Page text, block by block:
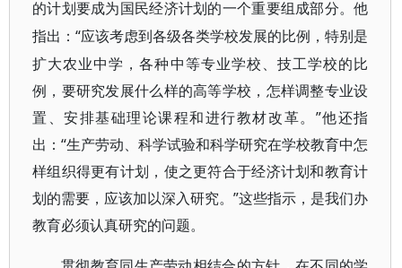
的计划要成为国民经济计划的一个重要组成部分。他
指出：“应该考虑到各级各类学校发展的比例，特别是
扩大农业中学，各种中等专业学校、技工学校的比
例，要研究发展什么样的高等学校，怎样调整专业设
置、安排基础理论课程和进行教材改革。”他还指
出：“生产劳动、科学试验和科学研究在学校教育中怎
样组织得更有计划，使之更符合于经济计划和教育计
划的需要，应该加以深入研究。”这些指示，是我们办
教育必须认真研究的问题。